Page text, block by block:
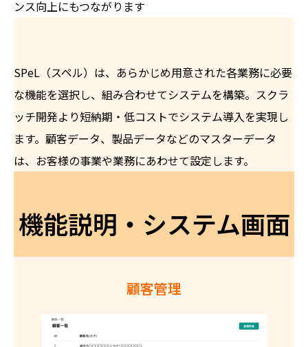
ンス向上にもつながります
SPeL（スペル）は、あらかじめ用意された各業務に必要
な機能を選択し、組み合わせてシステムを構築。スクラ
ッチ開発より短納期・低コストでシステム導入を実現し
ます。顧客データ、製品データなどのマスターデータ
は、お客様の事業や業務にあわせて設定します。
機能説明・システム画面
顧客管理